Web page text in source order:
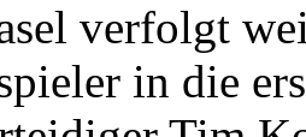
verfolgt
in die